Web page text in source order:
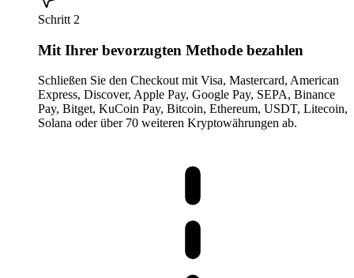
Schritt 2
Mit Ihrer bevorzugten Methode bezahlen
Schließen Sie den Checkout mit Visa, Mastercard, American
Express, Discover, Apple Pay, Google Pay, SEPA, Binance
Pay, Bitget, KuCoin Pay, Bitcoin, Ethereum, USDT, Litecoin,
Solana oder über 70 weiteren Kryptowährungen ab.